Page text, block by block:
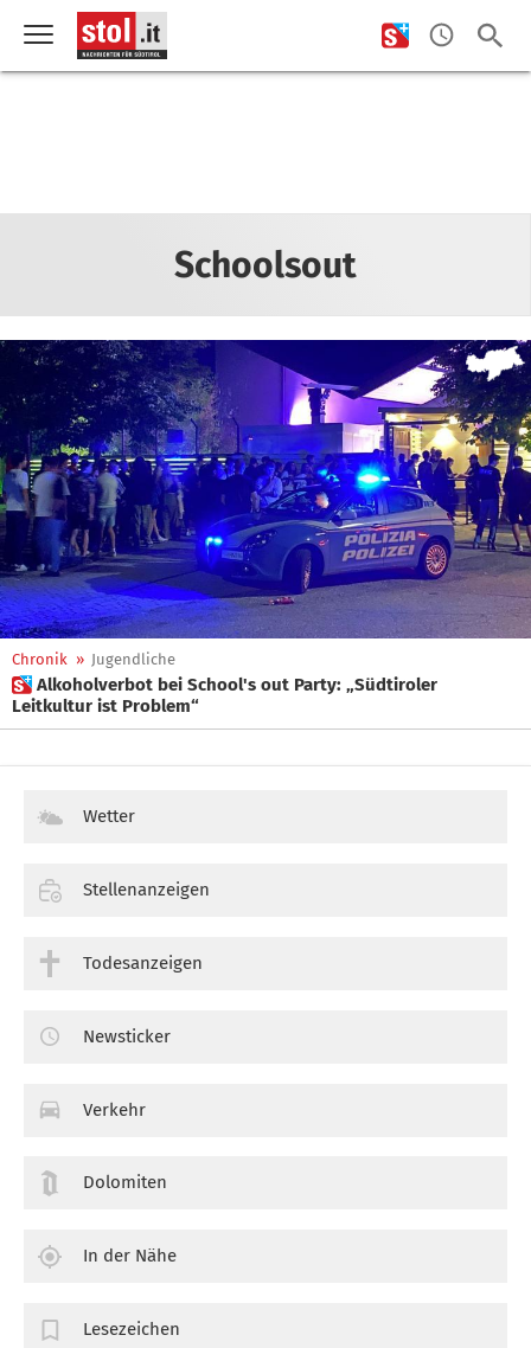
Schoolsout
Chronik » Jugendliche
 Alkoholverbot bei School's out Party: „Südtiroler
Leitkultur ist Problem“
Wetter
Stellenanzeigen
Todesanzeigen
Newsticker
Verkehr
Dolomiten
In der Nähe
Lesezeichen